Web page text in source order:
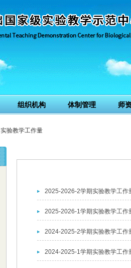
组织机构 体制管理 师
实验教学工作量
2025-2026-2学期实验教学工作
2025-2026-1学期实验教学工作
2024-2025-2学期实验教学工作
2024-2025-1学期实验教学工作